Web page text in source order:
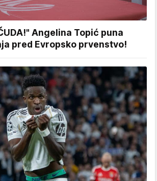
Angelina Topić puna
pred Evropsko prvenstvo!